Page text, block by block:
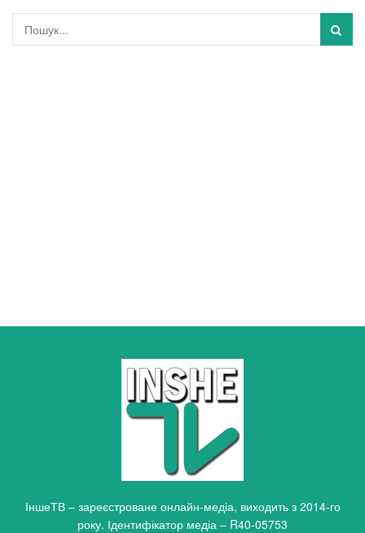
ІншеТВ – зареєстроване онлайн-медіа, виходить з 2014-го
року. Ідентифікатор медіа – R40-05753